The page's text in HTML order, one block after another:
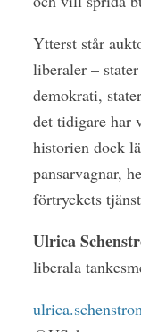
Ytterst står
liberaler –
demokrati,
det tidigare har
historien dock
pansarvagnar,
förtryckets
Ulrica
liberala